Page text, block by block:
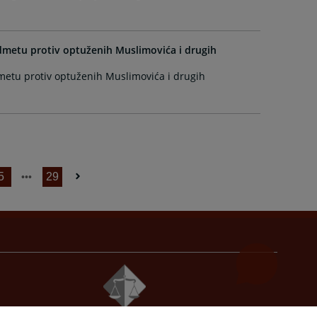
protiv optuženih Muslimovića i drugih
protiv optuženih Muslimovića i drugih
29